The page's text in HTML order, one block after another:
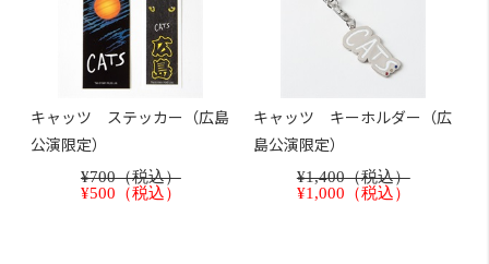
キャッツ ステッカー（広島
公演限定）
¥700（税込）
¥500（税込）
キャッツ キーホルダー（広
島公演限定）
¥1,400（税込）
¥1,000（税込）